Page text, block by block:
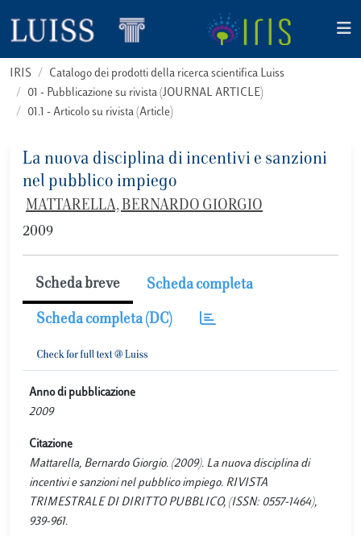
IRIS
Catalogo dei prodotti della ricerca scientifica Luiss
01 - Pubblicazione su rivista (JOURNAL ARTICLE)
01.1 - Articolo su rivista (Article)
La nuova disciplina di incentivi e sanzioni
nel pubblico impiego
MATTARELLA, BERNARDO GIORGIO
2009
Scheda breve Scheda completa
Scheda completa (DC)
Anno di pubblicazione
2009
Citazione
Mattarella, Bernardo Giorgio. (2009). La nuova disciplina di
incentivi e sanzioni nel pubblico impiego. RIVISTA
TRIMESTRALE DI DIRITTO PUBBLICO, (ISSN: 0557-1464),
939-961.